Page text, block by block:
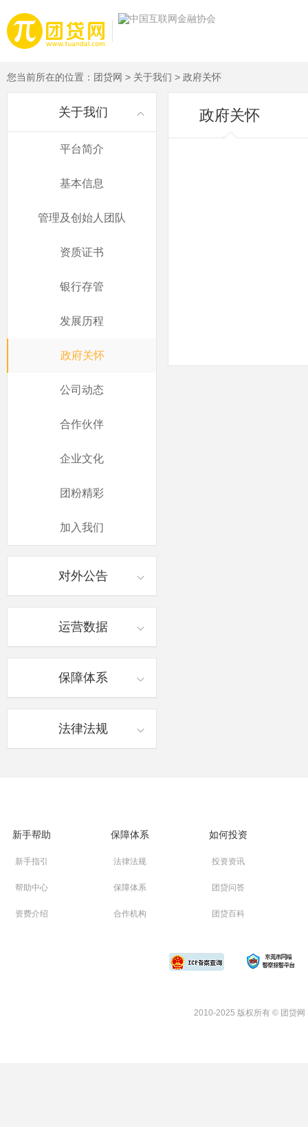
您当前所在的位置： 团贷网 > 关于我们 > 政府关怀
关于我们
平台简介
基本信息
管理及创始人团队
资质证书
银行存管
发展历程
政府关怀
公司动态
合作伙伴
企业文化
团粉精彩
加入我们
对外公告
运营数据
保障体系
法律法规
政府关怀
新手帮助
新手指引
帮助中心
资费介绍
保障体系
法律法规
保障体系
合作机构
如何投资
投资资讯
团贷问答
团贷百科
2010-2025 版权所有 © 团贷网